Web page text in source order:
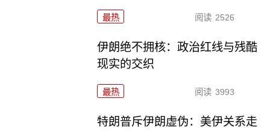
最热 阅读 2526
伊朗绝不拥核：政治红线与残酷
现实的交织
最热 阅读 3993
特朗普斥伊朗虚伪：美伊关系走